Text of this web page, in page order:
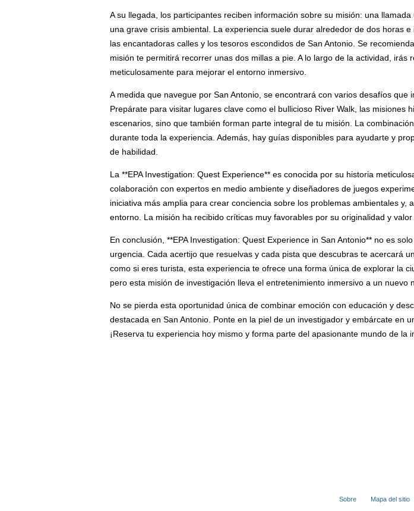
A su llegada, los participantes reciben información sobre su misión: una
una grave crisis ambiental. La experiencia suele durar alrededor de dos horas
las encantadoras calles y los tesoros escondidos de San Antonio. Se
misión te permitirá recorrer unas dos millas a pie. A lo largo de la actividad,
meticulosamente para mejorar el entorno inmersivo.
A medida que navegue por San Antonio, se encontrará con varios desafíos
Prepárate para visitar lugares clave como el bullicioso River Walk, las
escenarios, sino que también forman parte integral de tu misión. La
durante toda la experiencia. Además, hay guías disponibles para ayudarte y
de habilidad.
La **EPA Investigation: Quest Experience** es conocida por su historia
colaboración con expertos en medio ambiente y diseñadores de juegos
iniciativa más amplia para crear conciencia sobre los problemas ambientales
entorno. La misión ha recibido críticas muy favorables por su originalidad y
En conclusión, **EPA Investigation: Quest Experience in San Antonio** no es
urgencia. Cada acertijo que resuelvas y cada pista que descubras te acercará
como si eres turista, esta experiencia te ofrece una forma única de explorar la
pero esta misión de investigación lleva el entretenimiento inmersivo a un nuevo
No se pierda esta oportunidad única de combinar emoción con educación y
destacada en San Antonio. Ponte en la piel de un investigador y embárcate en
¡Reserva tu experiencia hoy mismo y forma parte del apasionante mundo de la
Sobre Mapa del sitio